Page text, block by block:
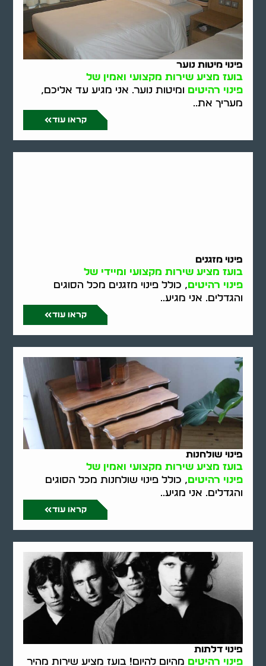
פינוי מיטות נוער
בועז מציע שירות מקצועי ואמין של
פינוי רהיטים ומיטות נוער. אני מגיע עד אליכם,
מעריך את..
קראו עוד
פינוי מזגנים
בועז מציע שירות מקצועי ומיידי של
פינוי רהיטים, כולל פינוי מזגנים מכל הסוגים
והגדלים. אני מגיע..
קראו עוד
פינוי שולחנות
בועז מציע שירות מקצועי ואמין של
פינוי רהיטים, כולל פינוי שולחנות מכל הסוגים
והגדלים. אני מגיע..
קראו עוד
פינוי דלתות
פינוי רהיטים מהיום להיום! בועז מציע שירות מהיר